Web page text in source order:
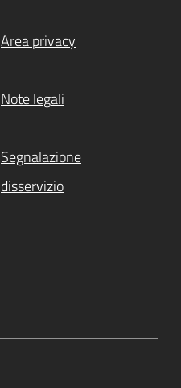
Area privacy
Note legali
Segnalazione
disservizio